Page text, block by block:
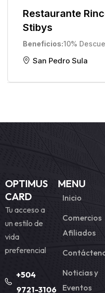
Restaurante
Stibys
Beneficios 10%
San Pedro Sula
OPTIMUS
CARD
Tu acceso a
un estilo de
vida
preferencial
+504
9721-3106
MENU
Inicio
Comercios
Afiliados
Noticias y
Eventos